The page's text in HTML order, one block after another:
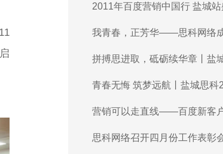
2011年百度营销中国行 盐城站
我青春，正芳华——思科网络
拼搏思进取，砥砺续华章丨盐
青春无悔 筑梦远航丨盐城思科
营销可以走直线——百度新客
思科网络召开四月份工作表彰